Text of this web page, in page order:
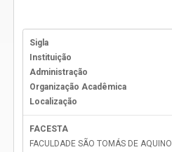
Sigla
Instituição
Administração
Organização Acadêmica
Localização
FACESTA
FACULDADE SÃO TOMÁS DE AQUINO